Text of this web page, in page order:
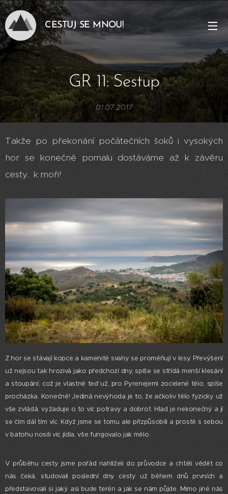
CESTUJ SE MNOU!
GR 11: Sestup
01.07.2017
Takže po překonání počátečních šoků i vysokých
hor se konečně pomalu dostáváme až k závěru
cesty... k moři!
Z hor se stávají kopce a kamenité svahy se proměňují v lesy. Převýšení
už nejsou tak hrozivá jako předchozí dny, spíše se střídá menší klesání
a stoupání, což je vlastně teď už, pro Pyrenejemi zocelené tělo, spíše
procházka. Konečně! Jediná nevýhoda je to, že ačkoliv tělo fyzicky už
vše zvládá, vyžaduje o to víc potravy a dobrot. Hlad je nekonečný a jí
se čím dál tím víc. Když jsme se tomu ale přizpůsobili a prostě s sebou
v batohu nosili víc jídla, vše fungovalo jak mělo.
V průběhu cesty jsme pořád nahlíželi do průvodce a chtěli vědět co
nás čeká, studovali poslední dny cesty už během dnů prvních a
představovali si jaký asi bude terén a jak se nám půjde. Mimo jiné nás